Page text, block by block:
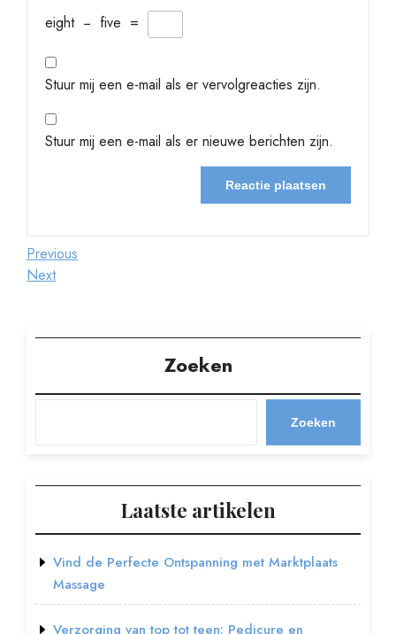
eight − five =
Stuur mij een e-mail als er vervolgreacties zijn.
Stuur mij een e-mail als er nieuwe berichten zijn.
Berichtnavigatie
Previous
Post
Previous
Next
Next
Zoeken
Zoeken
Laatste artikelen
Vind de Perfecte Ontspanning met Marktplaats
Massage
Verzorging van top tot teen: Pedicure en